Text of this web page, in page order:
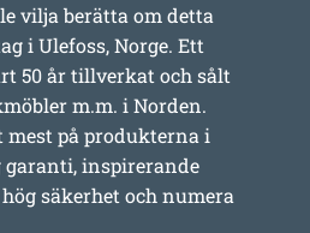
vilja berätta om detta
i Ulefoss, Norge. Ett
50 år tillverkat och sålt
m.m. i Norden.
på produkterna i
inspirerande
säkerhet och numera